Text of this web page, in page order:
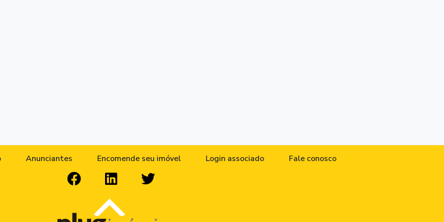
Anunciantes Encomende seu imóvel Login associado Fale conosco